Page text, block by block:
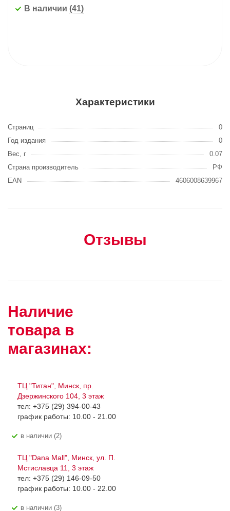
В наличии (41)
Характеристики
Страниц
0
Год издания
0
Вес, г
0.07
Страна производитель
РФ
EAN
4606008639967
Отзывы
Наличие
товара в
магазинах:
ТЦ "Титан", Минск, пр.
Дзержинского 104, 3 этаж
тел: +375 (29) 394-00-43
график работы: 10.00 - 21.00
В наличии (2)
ТЦ "Dana Mall", Минск, ул. П.
Мстиславца 11, 3 этаж
тел: +375 (29) 146-09-50
график работы: 10.00 - 22.00
В наличии (3)